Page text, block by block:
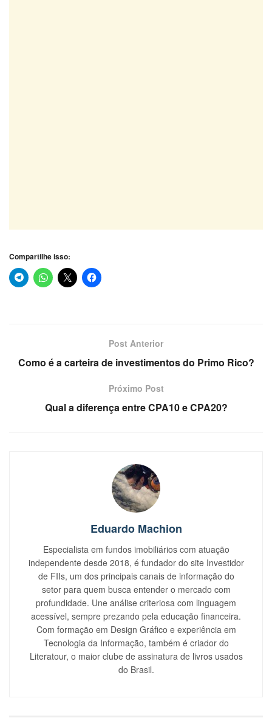
Compartilhe isso:
Post Anterior
Como é a carteira de investimentos do Primo Rico?
Próximo Post
Qual a diferença entre CPA10 e CPA20?
Eduardo Machion
Especialista em fundos imobiliários com atuação
independente desde 2018, é fundador do site Investidor
de FIIs, um dos principais canais de informação do
setor para quem busca entender o mercado com
profundidade. Une análise criteriosa com linguagem
acessível, sempre prezando pela educação financeira.
Com formação em Design Gráfico e experiência em
Tecnologia da Informação, também é criador do
Literatour, o maior clube de assinatura de livros usados
do Brasil.